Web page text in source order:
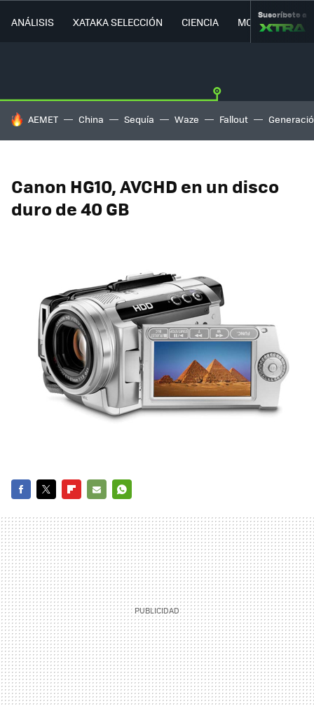
ANÁLISIS XATAKA SELECCIÓN CIENCIA MOVILIDAD
Suscríbete a
HOY SE HABLA DE
AEMET China Sequía Waze Fallout
Canon HG10, AVCHD en un disco
duro de 40 GB
MAIL